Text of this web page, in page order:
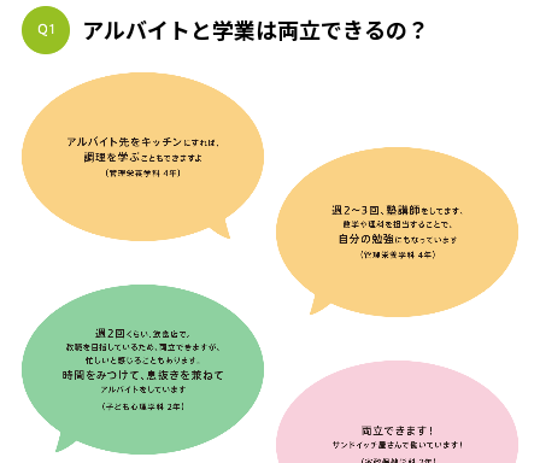
アルバイトと学業は両立できるの？